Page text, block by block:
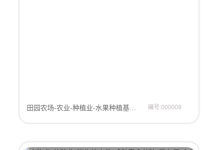
田园农场-农业-种植业-水果种植基地-果园-瓜果蔬菜企业网站模板 编号:000008